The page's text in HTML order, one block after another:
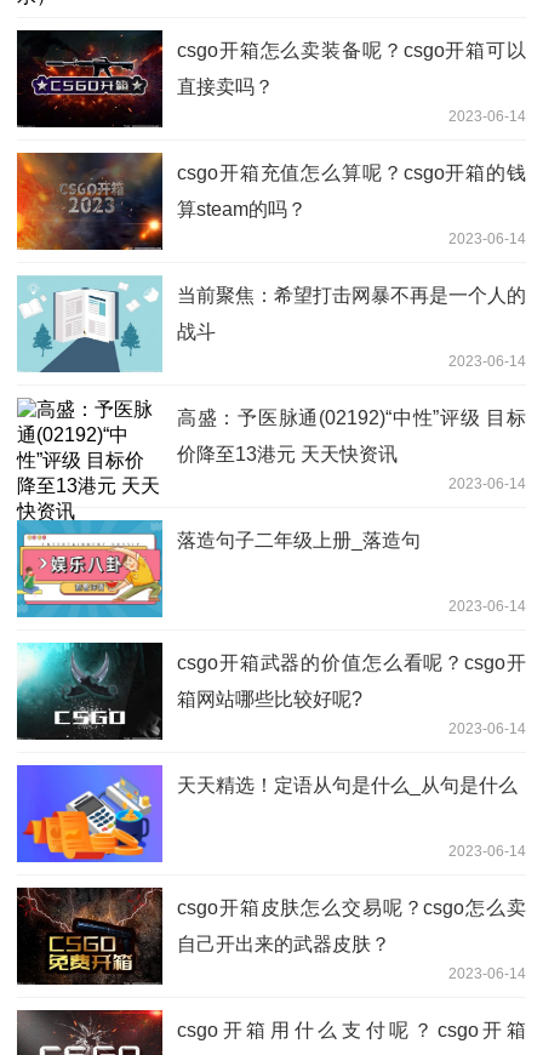
csgo开箱怎么卖装备呢？csgo开箱可以
直接卖吗？
2023-06-14
csgo开箱充值怎么算呢？csgo开箱的钱
算steam的吗？
2023-06-14
当前聚焦：希望打击网暴不再是一个人的
战斗
2023-06-14
高盛：予医脉通(02192)“中性”评级 目标
价降至13港元 天天快资讯
2023-06-14
落造句子二年级上册_落造句
2023-06-14
csgo开箱武器的价值怎么看呢？csgo开
箱网站哪些比较好呢?
2023-06-14
天天精选！定语从句是什么_从句是什么
2023-06-14
csgo开箱皮肤怎么交易呢？csgo怎么卖
自己开出来的武器皮肤？
2023-06-14
csgo开箱用什么支付呢？csgo开箱